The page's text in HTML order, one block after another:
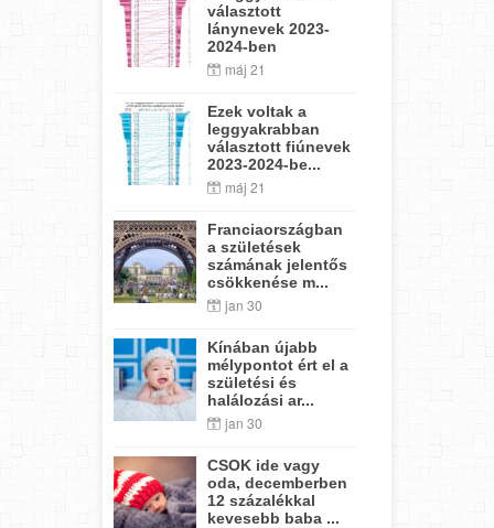
választott
lánynevek 2023-
2024-ben
máj 21
Ezek voltak a
leggyakrabban
választott fiúnevek
2023-2024-be...
máj 21
Franciaországban
a születések
számának jelentős
csökkenése m...
jan 30
Kínában újabb
mélypontot ért el a
születési és
halálozási ar...
jan 30
CSOK ide vagy
oda, decemberben
12 százalékkal
kevesebb baba ...